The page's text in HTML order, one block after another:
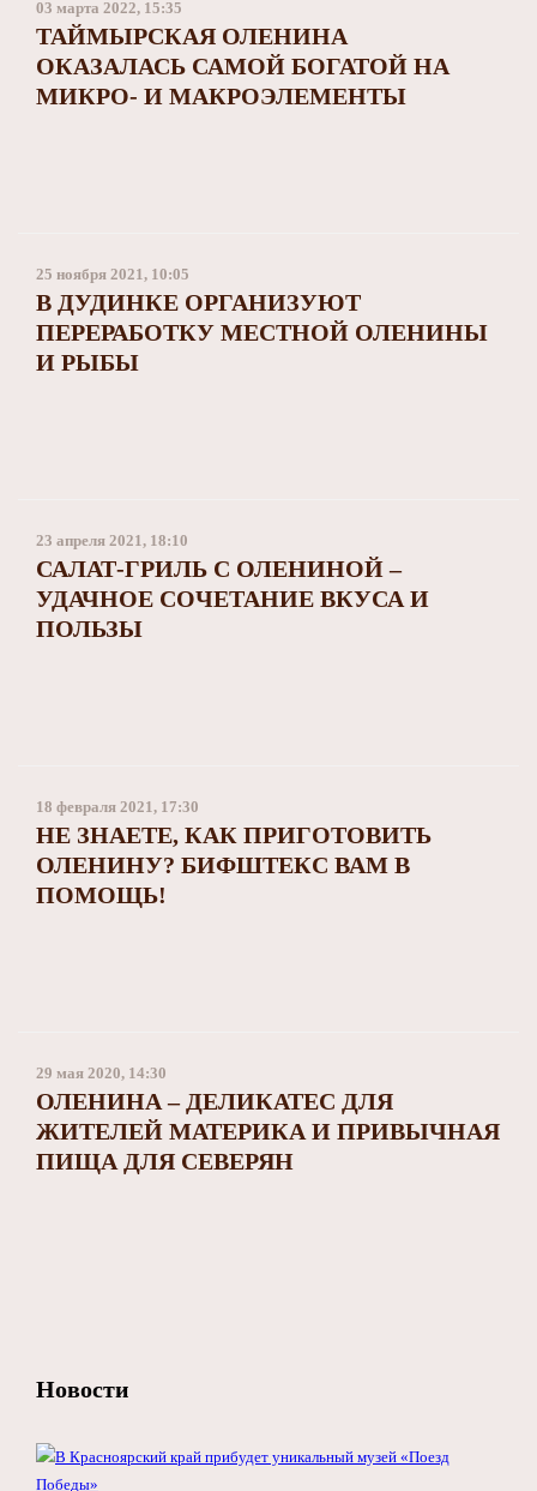
03 марта 2022, 15:35
ТАЙМЫРСКАЯ ОЛЕНИНА
ОКАЗАЛАСЬ САМОЙ БОГАТОЙ НА
МИКРО- И МАКРОЭЛЕМЕНТЫ
25 ноября 2021, 10:05
В ДУДИНКЕ ОРГАНИЗУЮТ
ПЕРЕРАБОТКУ МЕСТНОЙ ОЛЕНИНЫ
И РЫБЫ
23 апреля 2021, 18:10
САЛАТ-ГРИЛЬ С ОЛЕНИНОЙ –
УДАЧНОЕ СОЧЕТАНИЕ ВКУСА И
ПОЛЬЗЫ
18 февраля 2021, 17:30
НЕ ЗНАЕТЕ, КАК ПРИГОТОВИТЬ
ОЛЕНИНУ? БИФШТЕКС ВАМ В
ПОМОЩЬ!
29 мая 2020, 14:30
ОЛЕНИНА – ДЕЛИКАТЕС ДЛЯ
ЖИТЕЛЕЙ МАТЕРИКА И ПРИВЫЧНАЯ
ПИЩА ДЛЯ СЕВЕРЯН
Новости